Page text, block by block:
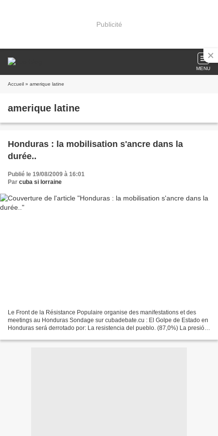
Publicité
MENU
Accueil » amerique latine
amerique latine
Honduras : la mobilisation s'ancre dans la
durée..
Publié le 19/08/2009 à 16:01
Par cuba si lorraine
Le Front de la Résistance Populaire organise des manifestations et des
meetings au Honduras Sondage sur cubadebate.cu : El Golpe de Estado en
Honduras será derrotado por: La resistencia del pueblo. (87,0%) La presión